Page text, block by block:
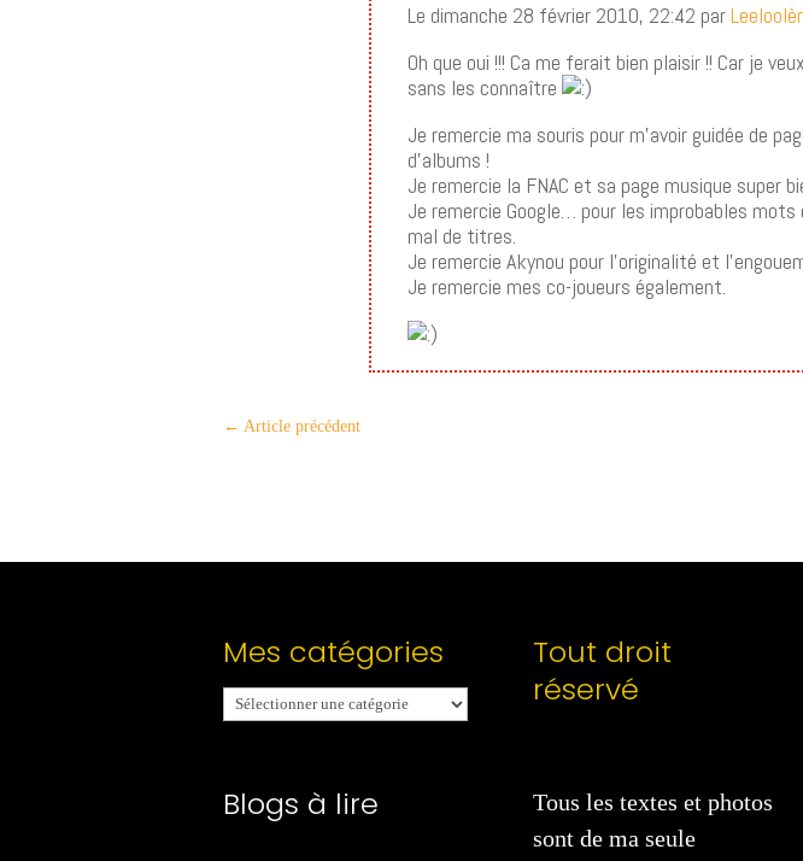
Le dimanche 28 février 2010, 22:42 par
Oh que oui !!! Ca me ferait bien plaisir !! Car je
sans les connaître
Je remercie ma souris pour m’avoir guidée de
d’albums !
Je remercie la FNAC et sa page musique super
Je remercie Google… pour les improbables
mal de titres.
Je remercie Akynou pour l’originalité et
Je remercie mes co-joueurs également.
← Article précédent
Mes catégories
Mes
catégories
Blogs à lire
Tout droit
réservé
Tous les textes et photos
sont de ma seule